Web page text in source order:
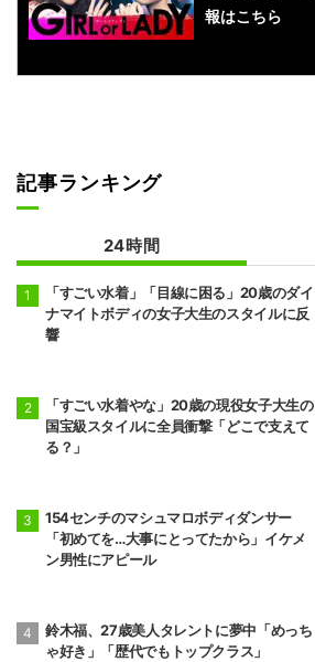
報はこちら
記事ランキング
24時間
「すごい水着」「目線に困る」20歳のダイ
ナマイトボディの女子大生のスタイルに反
響
「すごい水着やな」20歳の現役女子大生の
国宝級スタイルに全員衝撃「どこで支えて
る？」
154センチのマシュマロボディダンサー
「初めてを…大事にとってたから」イケメ
ン男性にアピール
鈴木福、27歳美人タレントに夢中「めっち
ゃ好き」「歴代でもトップクラス」